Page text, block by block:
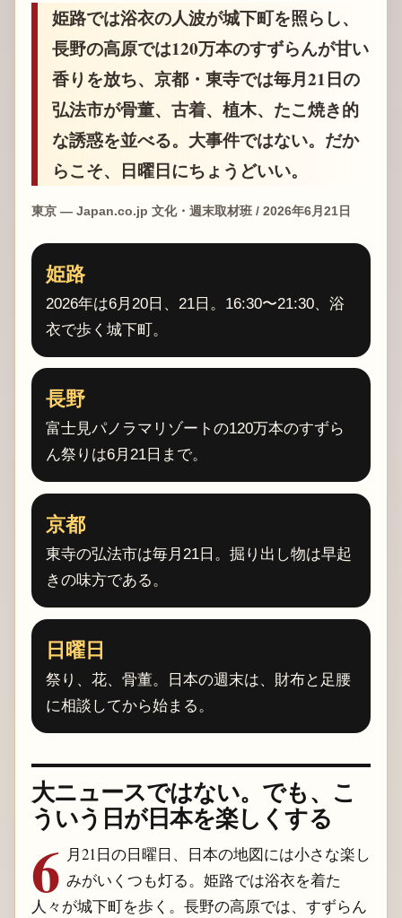
姫路では浴衣の人波が城下町を照らし、
長野の高原では120万本のすずらんが甘い
香りを放ち、京都・東寺では毎月21日の
弘法市が骨董、古着、植木、たこ焼き的
な誘惑を並べる。大事件ではない。だか
らこそ、日曜日にちょうどいい。
東京 — Japan.co.jp 文化・週末取材班 / 2026年6月21日
姫路
2026年は6月20日、21日。16:30〜21:30、浴
衣で歩く城下町。
長野
富士見パノラマリゾートの120万本のすずら
ん祭りは6月21日まで。
京都
東寺の弘法市は毎月21日。掘り出し物は早起
きの味方である。
日曜日
祭り、花、骨董。日本の週末は、財布と足腰
に相談してから始まる。
大ニュースではない。でも、こ
ういう日が日本を楽しくする
6 月21日の日曜日、日本の地図には小さな楽し
みがいくつも灯る。姫路では浴衣を着た
人々が城下町を歩く。長野の高原では、すずらん